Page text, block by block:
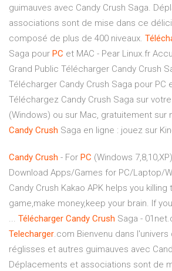
guimauves avec Candy Crush Saga.
associations sont de mise dans ce
composé de plus de 400 niveaux.
Saga pour PC et MAC - Pear Linux.fr
Grand Public Télécharger Candy Crush
Télécharger Candy Crush Saga pour PC
Téléchargez Candy Crush Saga sur
(Windows) ou sur Mac, gratuitement sur
Candy Crush Saga en ligne : jouez sur
Candy Crush - For PC (Windows
Download Apps/Games for PC/Laptop/
Candy Crush Kakao APK helps you killing
game,make money,keep your brain. If
... Télécharger Candy Crush Saga -
Telecharger.com Bienvenu dans
réglisses et autres guimauves avec
Déplacements et associations sont de